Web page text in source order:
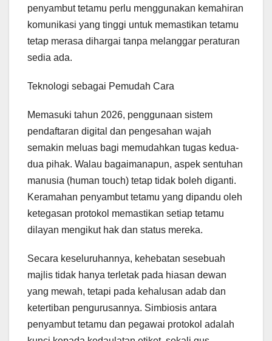
penyambut tetamu perlu menggunakan kemahiran
komunikasi yang tinggi untuk memastikan tetamu
tetap merasa dihargai tanpa melanggar peraturan
sedia ada.
Teknologi sebagai Pemudah Cara
Memasuki tahun 2026, penggunaan sistem
pendaftaran digital dan pengesahan wajah
semakin meluas bagi memudahkan tugas kedua-
dua pihak. Walau bagaimanapun, aspek sentuhan
manusia (human touch) tetap tidak boleh diganti.
Keramahan penyambut tetamu yang dipandu oleh
ketegasan protokol memastikan setiap tetamu
dilayan mengikut hak dan status mereka.
Secara keseluruhannya, kehebatan sesebuah
majlis tidak hanya terletak pada hiasan dewan
yang mewah, tetapi pada kehalusan adab dan
ketertiban pengurusannya. Simbiosis antara
penyambut tetamu dan pegawai protokol adalah